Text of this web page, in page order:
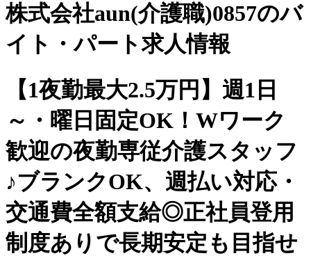
株式会社aun(介護職)0857のバ
イト・パート求人情報
【1夜勤最大2.5万円】週1日
～・曜日固定OK！Wワーク
歓迎の夜勤専従介護スタッフ
♪ブランクOK、週払い対応・
交通費全額支給◎正社員登用
制度ありで長期安定も目指せ